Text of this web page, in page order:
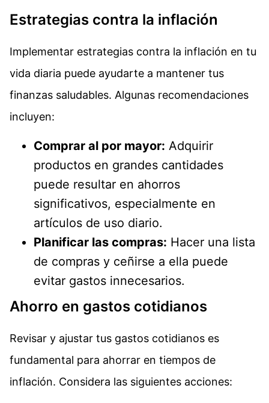
Estrategias contra la inflación
Implementar estrategias contra la inflación en tu
vida diaria puede ayudarte a mantener tus
finanzas saludables. Algunas recomendaciones
incluyen:
Comprar al por mayor: Adquirir
productos en grandes cantidades
puede resultar en ahorros
significativos, especialmente en
artículos de uso diario.
Planificar las compras: Hacer una lista
de compras y ceñirse a ella puede
evitar gastos innecesarios.
Ahorro en gastos cotidianos
Revisar y ajustar tus gastos cotidianos es
fundamental para ahorrar en tiempos de
inflación. Considera las siguientes acciones: